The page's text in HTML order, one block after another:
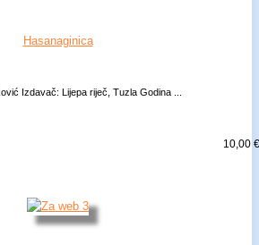
Hasanaginica
Izdavač: Lijepa riječ, Tuzla Godina ...
10,00 €